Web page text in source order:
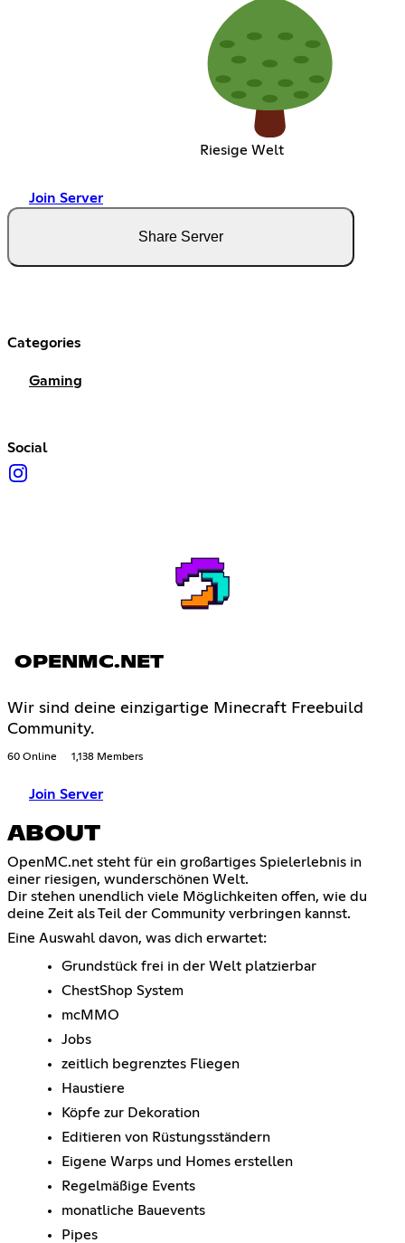
Riesige Welt
Join Server
Share Server
Categories
Gaming
Social
OPENMC.NET
Wir sind deine einzigartige Minecraft Freebuild
Community.
60 Online 1,138 Members
Join Server
ABOUT
OpenMC.net steht für ein großartiges Spielerlebnis in
einer riesigen, wunderschönen Welt.
Dir stehen unendlich viele Möglichkeiten offen, wie du
deine Zeit als Teil der Community verbringen kannst.
Eine Auswahl davon, was dich erwartet:
Grundstück frei in der Welt platzierbar
ChestShop System
mcMMO
Jobs
zeitlich begrenztes Fliegen
Haustiere
Köpfe zur Dekoration
Editieren von Rüstungsständern
Eigene Warps und Homes erstellen
Regelmäßige Events
monatliche Bauevents
Pipes